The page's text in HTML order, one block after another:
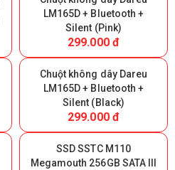
LM165D + Bluetooth +
Silent (Pink)
299.000 đ
Chuột không dây Dareu
LM165D + Bluetooth +
Silent (Black)
299.000 đ
SSD SSTC M110
Megamouth 256GB SATA III